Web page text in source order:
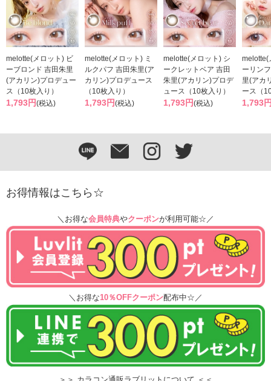
melotte(メロット) ビ
ーブロンド 吉田朱里
(アカリン)プロデュー
ス（10枚入り）
1,793円(税込)
melotte(メロット) ミ
ルクパフ 吉田朱里(ア
カリン)プロデュース
（10枚入り）
1,793円(税込)
melotte(メロット) シ
ークレットベア 吉田
朱里(アカリン)プロデ
ュース（10枚入り）
1,793円(税込)
melotte(
ーリン
里(アカ
ース（
1,793
お得情報はこちら☆
＼お得な会員特典やクーポンが利用可能☆／
＼お得な10％OFFクーポン配布中☆／